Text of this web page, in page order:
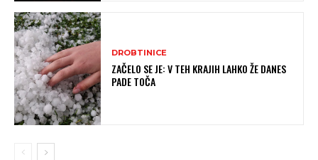
DROBTINICE
ZAČELO SE JE: V TEH KRAJIH LAHKO ŽE DANES
PADE TOČA